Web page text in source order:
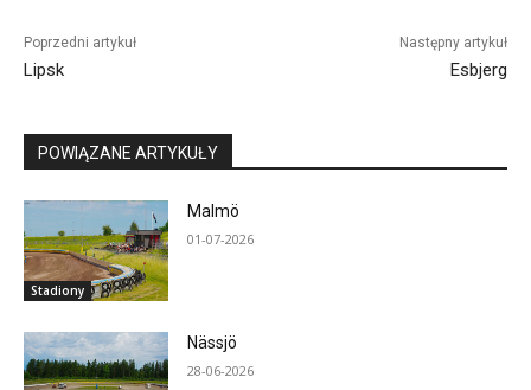
Poprzedni artykuł
Lipsk
Następny artykuł
Esbjerg
POWIĄZANE ARTYKUŁY
Stadiony
Malmö
01-07-2026
Nässjö
28-06-2026